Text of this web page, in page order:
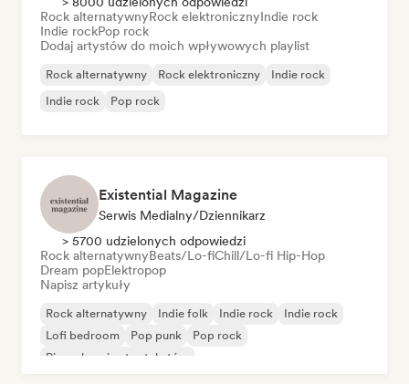
Rock alternatywnyRock elektronicznyIndie rock
Indie rockPop rock
Dodaj artystów do moich wpływowych playlist
Rock alternatywny Rock elektroniczny
Indie rock
Indie rock
Pop rock
Existential Magazine
Serwis Medialny/Dziennikarz
> 5700 udzielonych odpowiedzi
Rock alternatywnyBeats/Lo-fiChill/Lo-fi Hip-Hop
Dream popElektropop
Napisz artykuły
Rock alternatywny Indie folk Indie rock
Indie rock
Lofi bedroom
Pop punk
Pop rock
Piosenkarz i autor tekstów